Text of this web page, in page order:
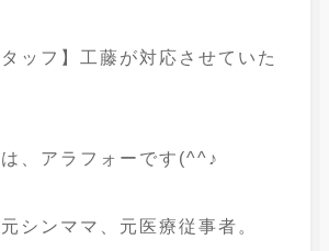
ッフ】工藤が対応させていた
、アラフォーです(^^♪
シンママ、元医療従事者。